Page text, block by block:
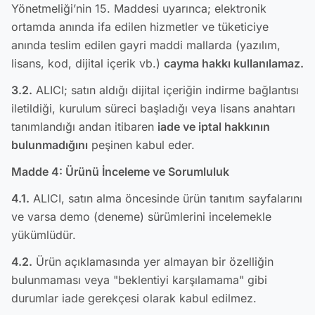
Yönetmeliği’nin 15. Maddesi uyarınca; elektronik
ortamda anında ifa edilen hizmetler ve tüketiciye
anında teslim edilen gayri maddi mallarda (yazılım,
lisans, kod, dijital içerik vb.) cayma hakkı kullanılamaz.
3.2. ALICI; satın aldığı dijital içeriğin indirme bağlantısı
iletildiği, kurulum süreci başladığı veya lisans anahtarı
tanımlandığı andan itibaren iade ve iptal hakkının
bulunmadığını peşinen kabul eder.
Madde 4: Ürünü İnceleme ve Sorumluluk
4.1. ALICI, satın alma öncesinde ürün tanıtım sayfalarını
ve varsa demo (deneme) sürümlerini incelemekle
yükümlüdür.
4.2. Ürün açıklamasında yer almayan bir özelliğin
bulunmaması veya "beklentiyi karşılamama" gibi
durumlar iade gerekçesi olarak kabul edilmez.